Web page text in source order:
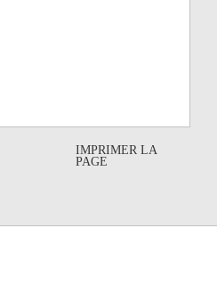
IMPRIMER LA
PAGE